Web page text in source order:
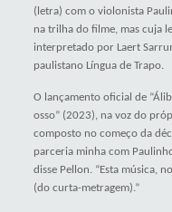
(letra) com o violonista
na trilha do filme, mas cuja
interpretado por Laert
paulistano Língua de Trapo.
O lançamento oficial de
osso” (2023), na voz do
composto no começo da
parceria minha com
disse Pellon. “Esta música,
(do curta-metragem).”